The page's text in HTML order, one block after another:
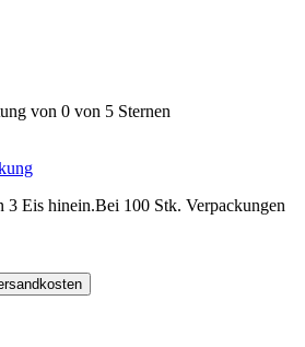
von 0 von 5 Sternen
3 Eis hinein.Bei 100 Stk. Verpackungen